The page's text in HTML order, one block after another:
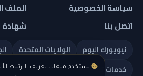
نستخدم ملفات تعريف الارتباط
سياسة الخصوصية
الملف
اتصل بنا
شهادة
نيويورك اليوم الولايات المتحدة
خدمات تهمك